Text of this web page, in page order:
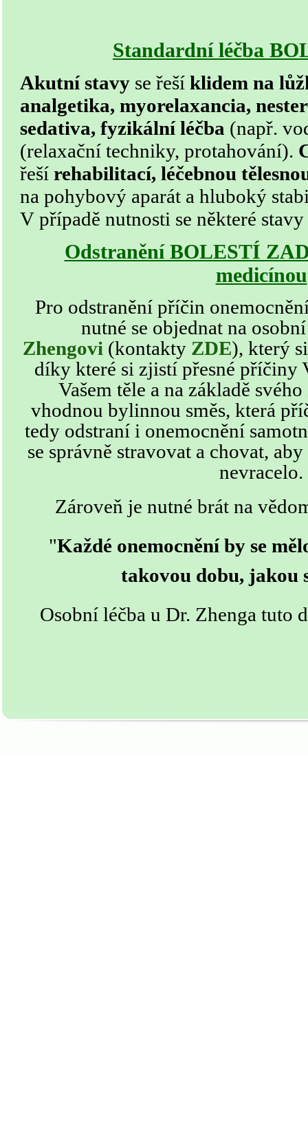
Standardní léčba
Akutní stavy se řeší klidem na
analgetika, myorelaxancia,
sedativa, fyzikální léčba (např.
(relaxační techniky, protahování).
řeší rehabilitací, léčebnou
na pohybový aparát a hluboký
V případě nutnosti se některé
Odstranění BOLESTÍ
medicínou
Pro odstranění příčin
nutné se objednat na
Zhengovi (kontakty ZDE), který
díky které si zjistí přesné příčiny
Vašem těle a na základě
vhodnou bylinnou směs, která
tedy odstraní i onemocnění
se správně stravovat a chovat,
nevracelo.
Zároveň je nutné brát na
"Každé onemocnění by se
takovou dobu, jakou
Osobní léčba u Dr. Zhenga tuto